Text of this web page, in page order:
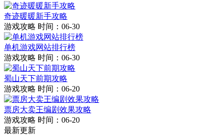
奇迹暖暖新手攻略
游戏攻略 时间：06-30
单机游戏网站排行榜
游戏攻略 时间：06-30
蜀山天下前期攻略
游戏攻略 时间：06-20
票房大卖王编剧效果攻略
游戏攻略 时间：06-20
最新更新